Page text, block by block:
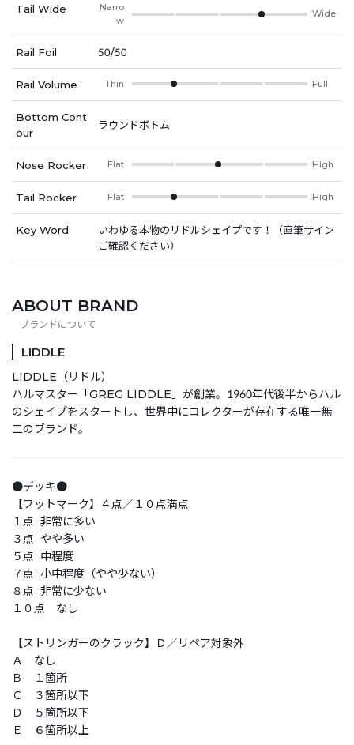
Tail Wide
Narro
w
Wide
Rail Foil 50/50
Rail Volume Thin Full
Bottom Cont
our
ラウンドボトム
Nose Rocker Flat High
Tail Rocker Flat High
Key Word
いわゆる本物のリドルシェイプです！（直筆サイン
ご確認ください）
ABOUT BRAND
LIDDLE
LIDDLE（リドル）
ハルマスター「GREG LIDDLE」が創業。1960年代後半からハル
のシェイプをスタートし、世界中にコレクターが存在する唯一無
二のブランド。
●デッキ●
【フットマーク】４点／１０点満点
１点 非常に多い
３点 やや多い
５点 中程度
７点 小中程度（やや少ない）
８点 非常に少ない
１０点 なし
【ストリンガーのクラック】Ｄ／リペア対象外
Ａ なし
Ｂ １箇所
Ｃ ３箇所以下
Ｄ ５箇所以下
Ｅ ６箇所以上